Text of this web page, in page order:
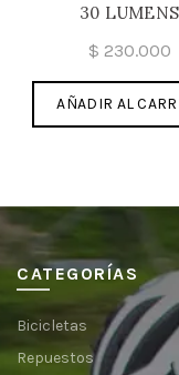
30 LUMENS
$ 230.000
AÑADIR AL
CATEGORÍAS
Bicicletas
Repuestos